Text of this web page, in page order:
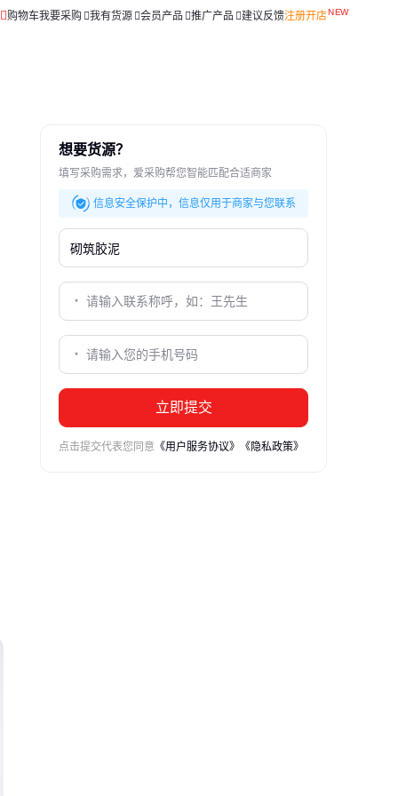
购物车我要采购 我有货源 会员产品 推广产品 建议反馈注册开店
想要货源？
填写采购需求，爱采购帮您智能匹配合适商家
信息安全保护中，信息仅用于商家与您联系
立即提交
点击提交代表您同意 《用户服务协议》 《隐私政策》